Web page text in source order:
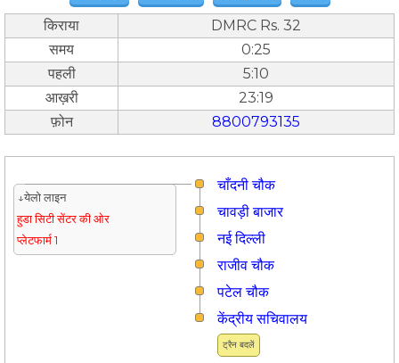
किराया
DMRC Rs. 32
समय
0:25
पहली
5:10
आख़री
23:19
फ़ोन
8800793135
चाँदनी चौक
↓येलो लाइन
हुडा सिटी सेंटर की ओर
प्लेटफार्म 1
चावड़ी बाजार
नई दिल्ली
राजीव चौक
पटेल चौक
ट्रैन बदलें
केंद्रीय सचिवालय